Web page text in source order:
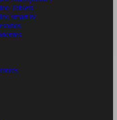
Tablets
smart tv